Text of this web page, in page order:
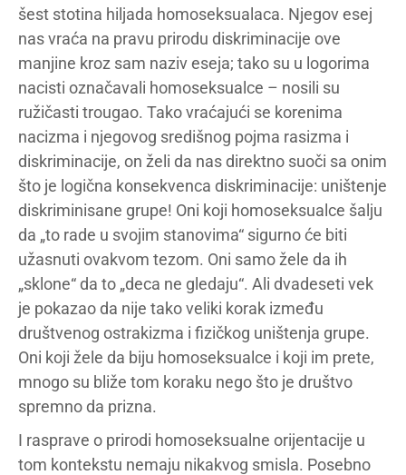
šest stotina hiljada homoseksualaca. Njegov esej
nas vraća na pravu prirodu diskriminacije ove
manjine kroz sam naziv eseja; tako su u logorima
nacisti označavali homoseksualce – nosili su
ružičasti trougao. Tako vraćajući se korenima
nacizma i njegovog središnog pojma rasizma i
diskriminacije, on želi da nas direktno suoči sa onim
što je logična konsekvenca diskriminacije: uništenje
diskriminisane grupe! Oni koji homoseksualce šalju
da „to rade u svojim stanovima“ sigurno će biti
užasnuti ovakvom tezom. Oni samo žele da ih
„sklone“ da to „deca ne gledaju“. Ali dvadeseti vek
je pokazao da nije tako veliki korak između
društvenog ostrakizma i fizičkog uništenja grupe.
Oni koji žele da biju homoseksualce i koji im prete,
mnogo su bliže tom koraku nego što je društvo
spremno da prizna.
I rasprave o prirodi homoseksualne orijentacije u
tom kontekstu nemaju nikakvog smisla. Posebno